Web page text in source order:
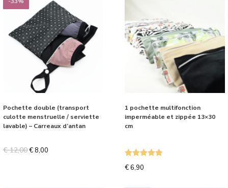
Pochette double (transport
culotte menstruelle / serviette
lavable) – Carreaux d’antan
€12,00€ 8,00
1 pochette multifonction
imperméable et zippée 13×30
cm
€6,90